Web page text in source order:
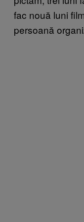
fac nouă luni
persoană